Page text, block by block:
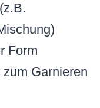
Form
Garnieren